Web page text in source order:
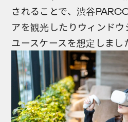
されることで、渋谷
アを観光したりウィンド
ユースケースを想定しまし